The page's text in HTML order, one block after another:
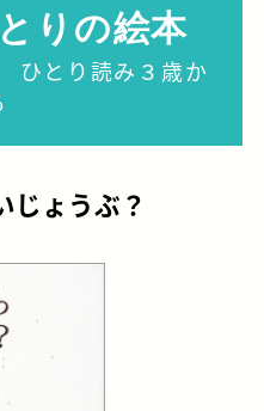
りの絵本
ひとり読み３歳か
ょうぶ？